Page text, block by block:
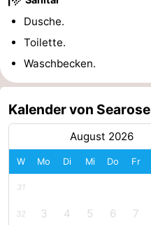
Duinen
aan
Bergen
-
Egmond
aan
Zee
-
Noordhollands
duinreservaat
-
Wijk
Zee
-
Zuid-
Amsterdam
Dusche.
Toilette.
Waschbecken.
Kalender von Searose
August 2026
W Mo Di Mi Do Fr
31
32 3 4 5 6 7